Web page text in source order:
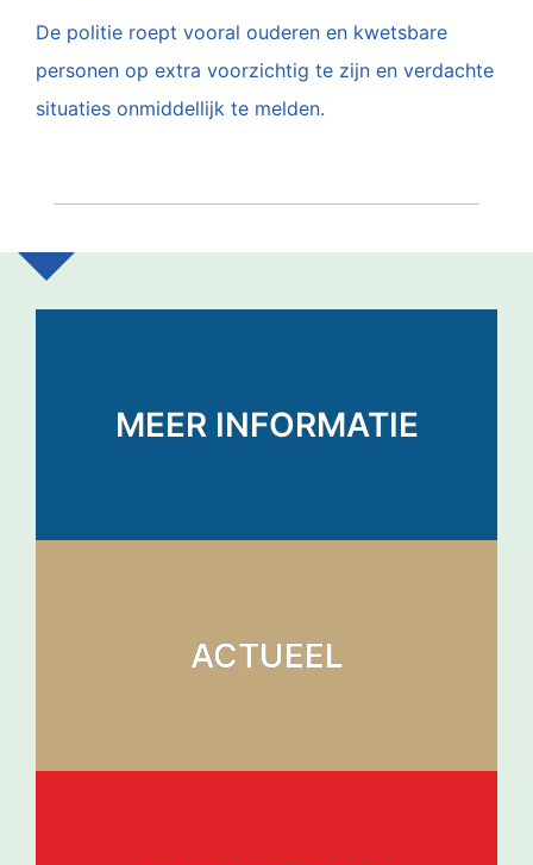
De politie roept vooral ouderen en kwetsbare
personen op extra voorzichtig te zijn en verdachte
situaties onmiddellijk te melden.
MEER INFORMATIE
ACTUEEL